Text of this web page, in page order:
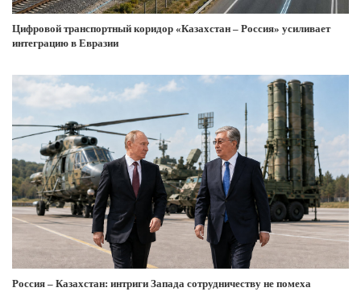
Цифровой транспортный коридор «Казахстан – Россия» усиливает
интеграцию в Евразии
Россия – Казахстан: интриги Запада сотрудничеству не помеха